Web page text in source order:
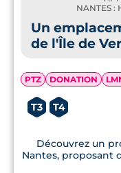
NANTES :
Un
de l'Île de
PTZ DONATION
T3 T4
Découvrez un
Nantes, proposant
avec terrasses